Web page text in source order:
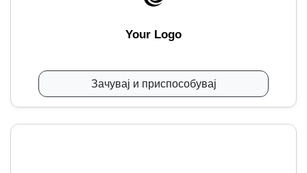
Your Logo
Зачувај и приспособувај